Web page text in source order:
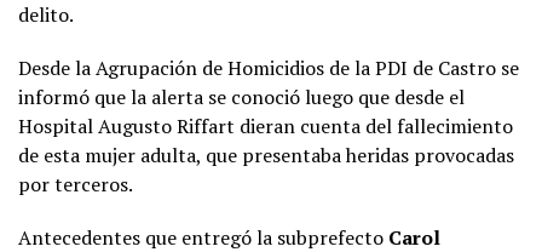
delito.
Desde la Agrupación de Homicidios de la PDI de Castro se
informó que la alerta se conoció luego que desde el
Hospital Augusto Riffart dieran cuenta del fallecimiento
de esta mujer adulta, que presentaba heridas provocadas
por terceros.
Antecedentes que entregó la subprefecto Carol